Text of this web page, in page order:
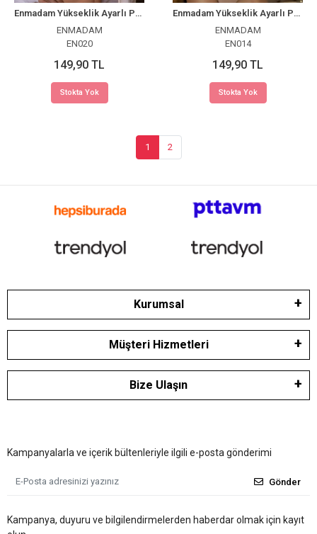
Enmadam Yükseklik Ayarlı Papatya Silikon Göğüs Dikleştirici Uç Kapatıcı
ENMADAM
EN020
149,90 TL
Stokta Yok
Enmadam Yükseklik Ayarlı Papatya Silikon Göğüs Dikleştirici Uç Kapatıcı
ENMADAM
EN014
149,90 TL
Stokta Yok
1 2
Kurumsal
Müşteri Hizmetleri
Bize Ulaşın
Kampanyalarla ve içerik bültenleriyle ilgili e-posta gönderimi
Gönder
Kampanya, duyuru ve bilgilendirmelerden haberdar olmak için kayıt